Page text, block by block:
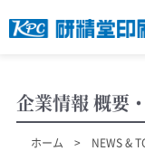
企業情報 概要
ホーム > NEWS &